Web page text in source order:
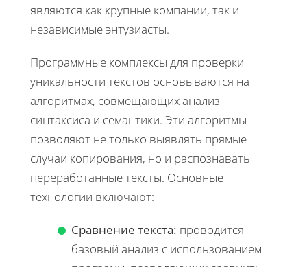
являются как крупные компании, так и
независимые энтузиасты.
Программные комплексы для проверки
уникальности текстов основываются на
алгоритмах, совмещающих анализ
синтаксиса и семантики. Эти алгоритмы
позволяют не только выявлять прямые
случаи копирования, но и распознавать
переработанные тексты. Основные
технологии включают:
Сравнение текста: проводится
базовый анализ с использованием